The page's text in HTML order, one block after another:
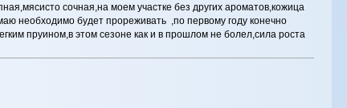
сочная,на моем участке без других ароматов,кожица
необходимо будет прореживать ,по первому году конечно
пруином,в этом сезоне как и в прошлом не болел,сила роста